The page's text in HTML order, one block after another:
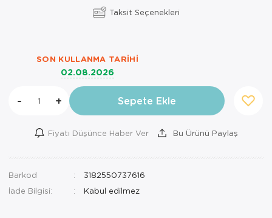
Taksit Seçenekleri
SON KULLANMA TARIHI
02.08.2026
- + Sepete Ekle
Fiyatı Düşünce Haber Ver Bu Ürünü Paylaş
Barkod
3182550737616
İade Bilgisi: